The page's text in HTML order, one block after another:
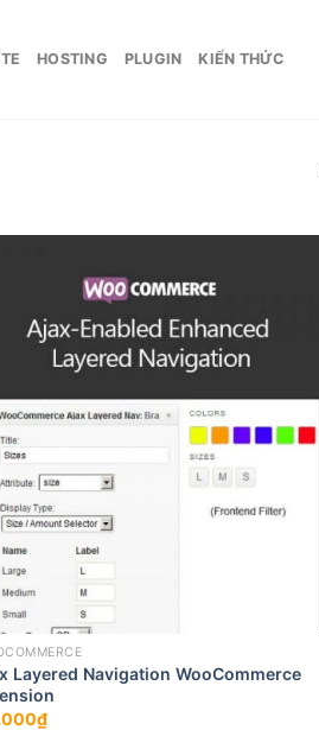
HOSTING PLUGIN KIẾN THỨC
Layered Navigation WooCommerce
₫